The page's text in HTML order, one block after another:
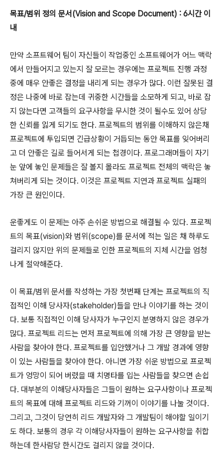
목표/범위 정의 문서(Vision and Scope Document) : 6시간 이
내
만약 소프트웨어 팀이 자신들이 작업중인 소프트웨어가 어느 맥락
에서 만들어지고 있는지 잘 모르는 경우에는 프로젝트 진행 과정
중에 매우 안좋은 결정을 내리게 되는 경우가 많다. 이런 잘못된 결
정은 나중에 바로 잡는데 귀중한 시간들을 소모하게 되고, 바로 잡
지 않는다면 고객들의 요구사항을 무시한 것이 될수도 있어 상당
한 신뢰를 잃게 되기도 한다. 프로젝트의 범위를 이해하지 않은채
프로젝트에 투입되면 긴급상황이 거듭되는 동안 목표를 잊어버리
고 더 안좋은 길로 들어서게 되는 첩경이다. 프로그래머들이 자기
눈 앞에 놓인 문제들은 잘 볼지 몰라도 프로젝트 전체의 맥락은 놓
쳐버리게 되는 것이다. 이것은 프로젝트 지연과 프로젝트 실패의
가장 큰 원인이다.
운좋게도 이 문제는 아주 손쉬운 방법으로 해결될 수 있다. 프로젝
트의 목표(vision)와 범위(scope)를 문서에 적는 일은 채 하루도
걸리지 않지만 위의 문제들로 인한 프로젝트의 지체 시간을 엄청
나게 절약해준다.
이 목표/범위 문서를 작성하는 가장 첫번째 단계는 프로젝트의 직
접적인 이해 당사자(stakeholder)들을 만나 이야기를 하는 것이
다. 보통 직접적인 이해 당사자가 누구인지 분명하지 않은 경우가
많다. 프로젝트 리드는 먼저 프로젝트에 의해 가장 큰 영향을 받는
사람을 찾아야 한다. 프로젝트를 입안했거나 그 개발 경과에 영향
이 있는 사람들을 찾아야 한다. 아니면 가장 쉬운 방법으로 프로젝
트가 엉망이 되어 버렸을 때 치명타를 입는 사람들을 찾으면 손쉽
다. 대부분의 이해당사자들은 그들이 원하는 요구사항이나 프로젝
트의 목표에 대해 프로젝트 리드와 기꺼이 이야기를 나눌 것이다.
그리고, 그것이 당연히 리드 개발자와 그 개발팀이 해야할 일이기
도 하다. 보통의 경우 각 이해당사자들이 원하는 요구사항을 취합
하는데 한사람당 한시간도 걸리지 않을 것이다.